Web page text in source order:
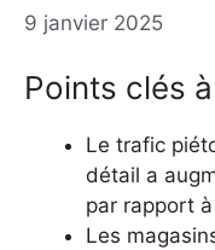
9 janvier 2025
Points clés
Le trafic
détail a
par rapport
Les